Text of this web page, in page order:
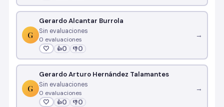
G
Gerardo Alcantar Burrola
Sin evaluaciones
0 evaluaciones
🤍 👍0 👎0
→
G
Gerardo Arturo Hernández Talamantes
Sin evaluaciones
0 evaluaciones
🤍 👍0 👎0
→